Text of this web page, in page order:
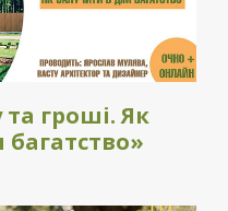
гроші. Як